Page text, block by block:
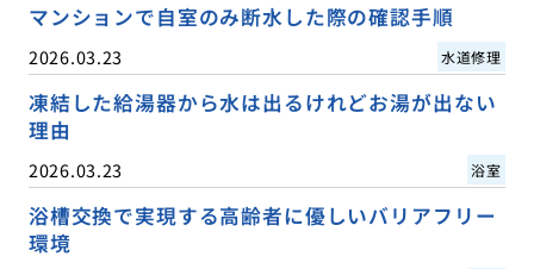
マンションで自室のみ断水した際の確認手順
2026.03.23 水道修理
凍結した給湯器から水は出るけれどお湯が出ない
理由
2026.03.23 浴室
浴槽交換で実現する高齢者に優しいバリアフリー
環境